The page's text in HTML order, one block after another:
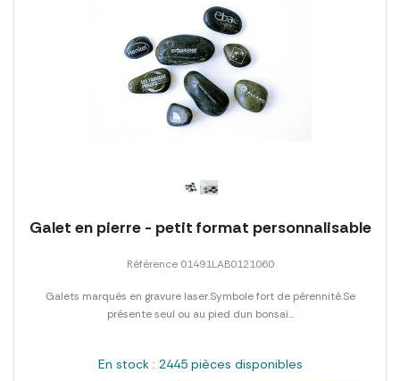
Galet en pierre - petit format personnalisable
Référence 01491LAB0121060
Galets marqués en gravure laser.Symbole fort de pérennité.Se
présente seul ou au pied dun bonsaï...
En stock : 2445 pièces disponibles